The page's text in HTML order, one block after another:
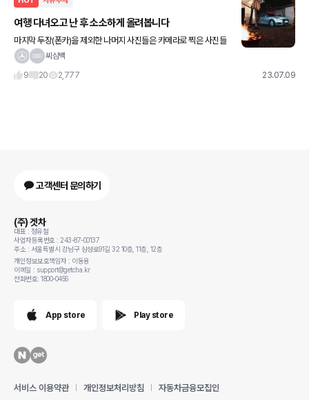
여행 다녀오고 난 후 소소하게 올려봅니다
마지막 두장(폰카)을 제외한 나머지 사진들은 카메라로 찍은 사진들
입니다..!⛺️씨삼백
9
20 2,777 23.07.09
고객센터 문의하기
(주) 겟차
대표 : 정유철
사업자등록번호 : 243-87-00137
주소 : 서울특별시 강남구 삼성로91길 32 10층, 11층, 12층
개인정보보호책임자 : 이동용
이메일 : support@getcha.kr
전화번호: 1800-0456
App store Play store
서비스 이용약관 개인정보처리방침 자동차금융모집인